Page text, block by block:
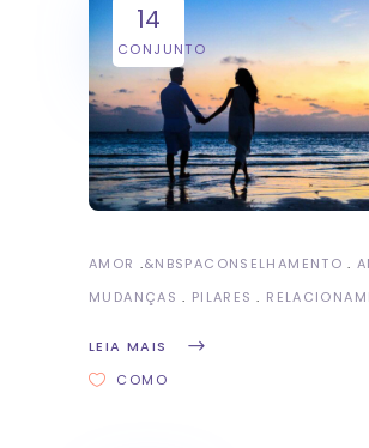
14
CONJUNTO
AMOR &NBSPACONSELHAMENTO
MUDANÇAS
PILARES
LEIA MAIS
COMO